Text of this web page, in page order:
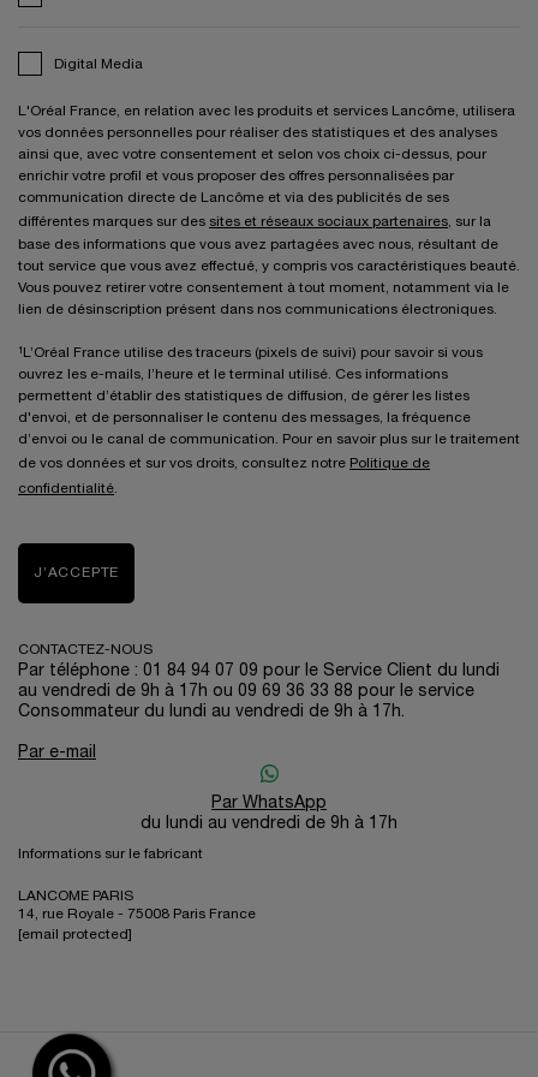
Digital Media
L'Oréal France, en relation avec les produits et services Lancôme, utilisera
vos données personnelles pour réaliser des statistiques et des analyses
ainsi que, avec votre consentement et selon vos choix ci-dessus, pour
enrichir votre profil et vous proposer des offres personnalisées par
communication directe de Lancôme et via des publicités de ses
différentes marques sur des sites et réseaux sociaux partenaires , sur la
base des informations que vous avez partagées avec nous, résultant de
tout service que vous avez effectué, y compris vos caractéristiques beauté.
Vous pouvez retirer votre consentement à tout moment, notamment via le
lien de désinscription présent dans nos communications électroniques.
¹L’Oréal France utilise des traceurs (pixels de suivi) pour savoir si vous
ouvrez les e-mails, l’heure et le terminal utilisé. Ces informations
permettent d’établir des statistiques de diffusion, de gérer les listes
d'envoi, et de personnaliser le contenu des messages, la fréquence
d’envoi ou le canal de communication. Pour en savoir plus sur le traitement
de vos données et sur vos droits, consultez notre Politique de
confidentialité
J’ACCEPTE
CONTACTEZ-NOUS
Par téléphone : 01 84 94 07 09 pour le Service Client du lundi
au vendredi de 9h à 17h ou 09 69 36 33 88 pour le service
Consommateur du lundi au vendredi de 9h à 17h.
Par e-mail
Par WhatsApp
du lundi au vendredi de 9h à 17h
Informations sur le fabricant
LANCOME PARIS
14, rue Royale - 75008 Paris France
[email protected]